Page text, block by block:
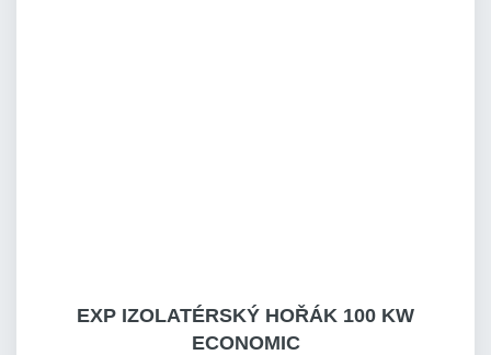
EXP IZOLATÉRSKÝ HOŘÁK 100 KW
ECONOMIC